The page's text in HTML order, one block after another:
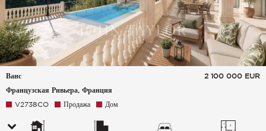
Ванс
Французская Ривьера, Франция
2 100 000 EUR
V2738CO Продажа Дом